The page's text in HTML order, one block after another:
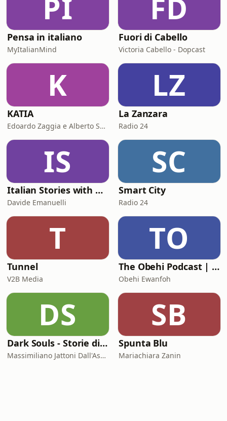
PI
Pensa in italiano
MyItalianMind
FD
Fuori di Cabello
Victoria Cabello - Dopcast
K
KATIA
Edoardo Zaggia e Alberto Sacco
LZ
La Zanzara
Radio 24
IS
Italian Stories with Davide
Davide Emanuelli
SC
Smart City
Radio 24
T
Tunnel
V2B Media
TO
The Obehi Podcast | Life & Legacy Project
Obehi Ewanfoh
DS
Dark Souls - Storie di serial killer
Massimiliano Jattoni Dall'Asén
SB
Spunta Blu
Mariachiara Zanin